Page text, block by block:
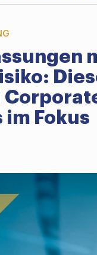
im Fokus